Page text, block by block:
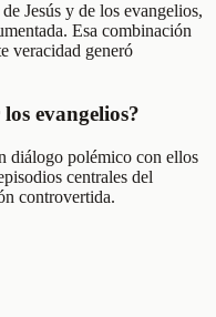
Jesús y de los evangelios,
Esa combinación
veracidad generó
evangelios?
diálogo polémico con ellos
centrales del
controvertida.